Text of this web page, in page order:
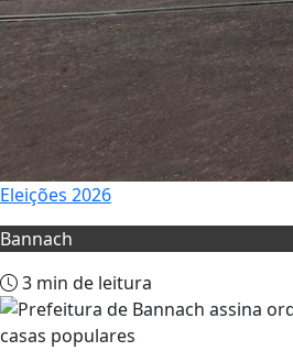
Eleições 2026
Bannach
3 min de leitura